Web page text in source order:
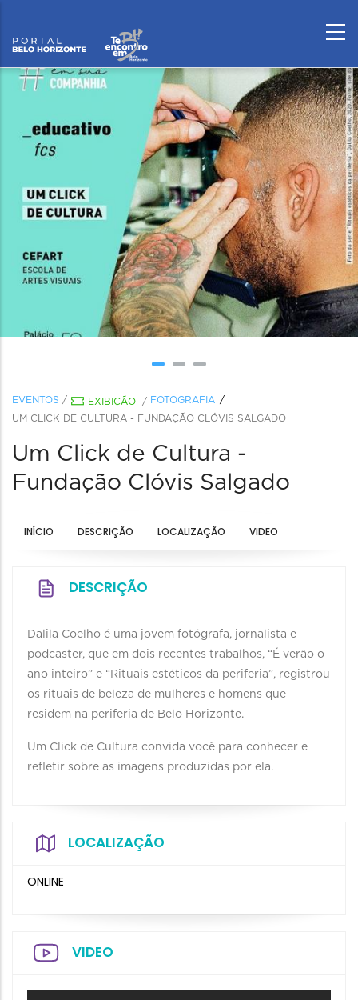
EVENTOS / EXIBIÇÃO / FOTOGRAFIA
UM CLICK DE CULTURA - FUNDAÇÃO CLÓVIS SALGADO
Um Click de Cultura -
Fundação Clóvis Salgado
INÍCIO DESCRIÇÃO LOCALIZAÇÃO VIDEO
DESCRIÇÃO
Dalila Coelho é uma jovem fotógrafa, jornalista e
podcaster, que em dois recentes trabalhos, “É verão o
ano inteiro” e “Rituais estéticos da periferia”, registrou
os rituais de beleza de mulheres e homens que
residem na periferia de Belo Horizonte.
Um Click de Cultura convida você para conhecer e
refletir sobre as imagens produzidas por ela.
LOCALIZAÇÃO
ONLINE
VIDEO